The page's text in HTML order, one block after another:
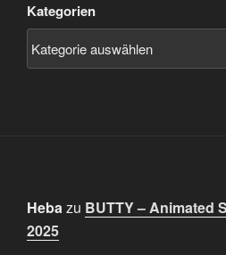
Kategorien
Hebazu BUTTY – Animated
2025